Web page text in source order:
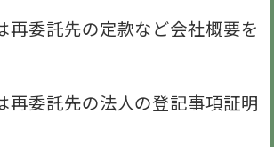
再委託先の定款など会社概要を
再委託先の法人の登記事項証明